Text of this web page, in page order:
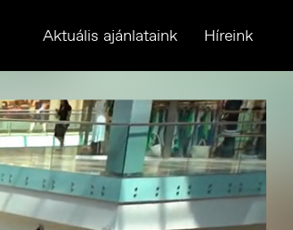
Aktuális ajánlataink Híreink